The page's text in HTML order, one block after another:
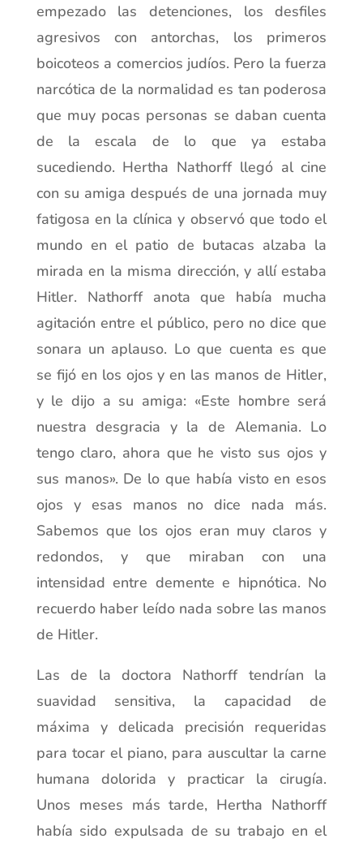
empezado las detenciones, los desfiles
agresivos con antorchas, los primeros
boicoteos a comercios judíos. Pero la fuerza
narcótica de la normalidad es tan poderosa
que muy pocas personas se daban cuenta
de la escala de lo que ya estaba
sucediendo. Hertha Nathorff llegó al cine
con su amiga después de una jornada muy
fatigosa en la clínica y observó que todo el
mundo en el patio de butacas alzaba la
mirada en la misma dirección, y allí estaba
Hitler. Nathorff anota que había mucha
agitación entre el público, pero no dice que
sonara un aplauso. Lo que cuenta es que
se fijó en los ojos y en las manos de Hitler,
y le dijo a su amiga: «Este hombre será
nuestra desgracia y la de Alemania. Lo
tengo claro, ahora que he visto sus ojos y
sus manos». De lo que había visto en esos
ojos y esas manos no dice nada más.
Sabemos que los ojos eran muy claros y
redondos, y que miraban con una
intensidad entre demente e hipnótica. No
recuerdo haber leído nada sobre las manos
de Hitler.
Las de la doctora Nathorff tendrían la
suavidad sensitiva, la capacidad de
máxima y delicada precisión requeridas
para tocar el piano, para auscultar la carne
humana dolorida y practicar la cirugía.
Unos meses más tarde, Hertha ­Nathorff
había sido expulsada de su trabajo en el